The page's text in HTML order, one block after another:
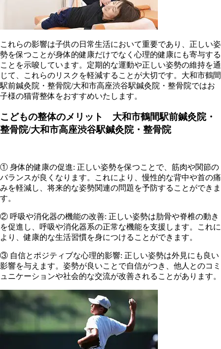
これらの影響は子供の日常生活において重要であり、正しい姿
勢を保つことが身体的健康だけでなく心理的健康にも寄与する
ことを示唆しています。定期的な運動や正しい姿勢の維持を通
じて、これらのリスクを軽減することが大切です。大和市鶴間
駅前鍼灸院・整骨院/大和市高座渋谷駅鍼灸院・整骨院ではお
子様の猫背整体をおすすめいたします。
こどもの整体のメリット 大和市鶴間駅前鍼灸院・
整骨院/大和市高座渋谷駅鍼灸院・整骨院
① 身体的健康の促進: 正しい姿勢を保つことで、筋肉や関節の
バランスが良くなります。これにより、慢性的な背中や首の痛
みを軽減し、将来的な姿勢関連の問題を予防することができま
す。
② 呼吸や消化器の機能の改善: 正しい姿勢は肋骨や脊椎の動き
を促進し、呼吸や消化器系の正常な機能を支援します。これに
より、健康的な生活習慣を身につけることができます。
③ 自信とポジティブな心理的影響: 正しい姿勢は外見にも良い
影響を与えます。姿勢が良いことで自信がつき、他人とのコミ
ュニケーションや社会的な交流が改善されることがあります。